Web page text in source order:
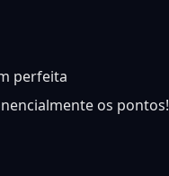
perfeita
os pontos!